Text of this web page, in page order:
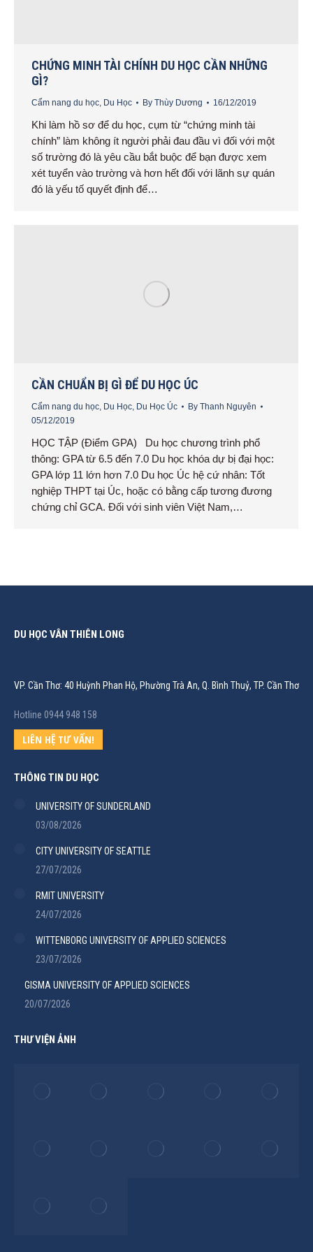
CHỨNG MINH TÀI CHÍNH DU HỌC CẦN NHỮNG
GÌ?
Cẩm nang du học, Du Học By Thùy Dương 16/12/2019
Khi làm hồ sơ để du học, cụm từ “chứng minh tài
chính” làm không ít người phải đau đầu vì đối với một
số trường đó là yêu cầu bắt buộc để bạn được xem
xét tuyển vào trường và hơn hết đối với lãnh sự quán
đó là yếu tố quyết định để…
CẦN CHUẨN BỊ GÌ ĐỂ DU HỌC ÚC
Cẩm nang du học, Du Học, Du Học Úc By Thanh Nguyên
05/12/2019
HỌC TẬP (Điểm GPA) Du học chương trình phổ
thông: GPA từ 6.5 đến 7.0 Du học khóa dự bị đại học:
GPA lớp 11 lớn hơn 7.0 Du học Úc hệ cứ nhân: Tốt
nghiệp THPT tại Úc, hoặc có bằng cấp tương đương
chứng chỉ GCA. Đối với sinh viên Việt Nam,…
DU HỌC VÂN THIÊN LONG
VP. Cần Thơ: 40 Huỳnh Phan Hộ, Phường Trà An, Q. Bình Thuỷ, TP. Cần Thơ
Hotline 0944 948 158
LIÊN HỆ TƯ VẤN!
THÔNG TIN DU HỌC
UNIVERSITY OF SUNDERLAND
03/08/2026
CITY UNIVERSITY OF SEATTLE
27/07/2026
RMIT UNIVERSITY
24/07/2026
WITTENBORG UNIVERSITY OF APPLIED SCIENCES
23/07/2026
GISMA UNIVERSITY OF APPLIED SCIENCES
20/07/2026
THƯ VIỆN ẢNH